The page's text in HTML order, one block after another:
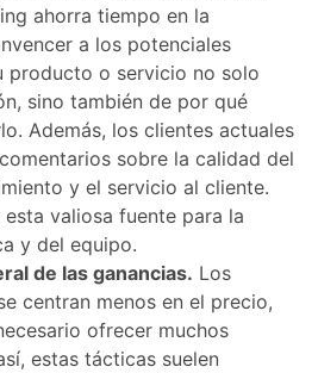
ahorra tiempo en la
a los potenciales
producto o servicio no solo
sino también de por qué
Además, los clientes actuales
sobre la calidad del
y el servicio al cliente.
valiosa fuente para la
y del equipo.
de las ganancias. Los
centran menos en el precio,
ofrecer muchos
estas tácticas suelen